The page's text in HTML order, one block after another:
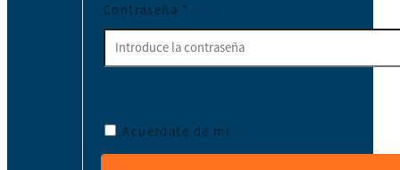
Contraseña *
Acuérdate de mí